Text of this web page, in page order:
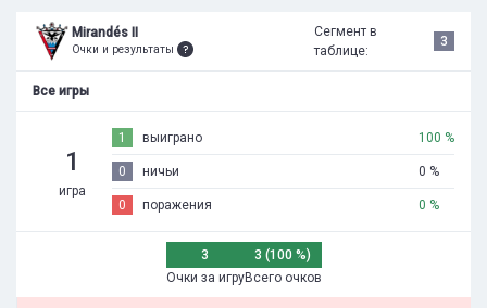
Mirandés II
Очки и результаты
Сегмент в
таблице:
3
Все игры
1
игра
1 выиграно 100 %
0 ничьи 0 %
0 поражения 0 %
3
Очки за игру
3 (100 %)
Всего очков